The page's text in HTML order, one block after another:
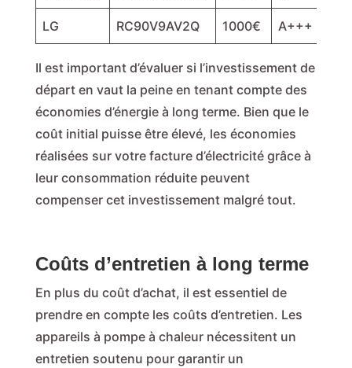
LG RC90V9AV2Q 1000€ A+++
Il est important d’évaluer si l’investissement de
départ en vaut la peine en tenant compte des
économies d’énergie à long terme. Bien que le
coût initial puisse être élevé, les économies
réalisées sur votre facture d’électricité grâce à
leur consommation réduite peuvent
compenser cet investissement malgré tout.
Coûts d’entretien à long terme
En plus du coût d’achat, il est essentiel de
prendre en compte les coûts d’entretien. Les
appareils à pompe à chaleur nécessitent un
entretien soutenu pour garantir un